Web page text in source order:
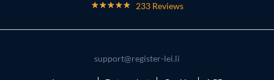
233 Reviews
support@register-lei.li